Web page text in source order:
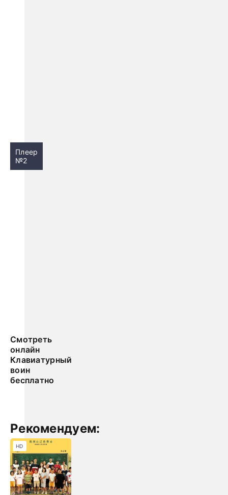
Плеер
№2
Смотреть
онлайн
Клавиатурный
воин
бесплатно
Рекомендуем:
HD